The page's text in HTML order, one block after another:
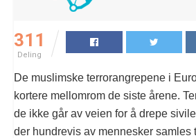
311
Deling
De muslimske terrorangrepene i
kortere mellomrom de siste årene.
de ikke går av veien for å drepe
der hundrevis av mennesker samles